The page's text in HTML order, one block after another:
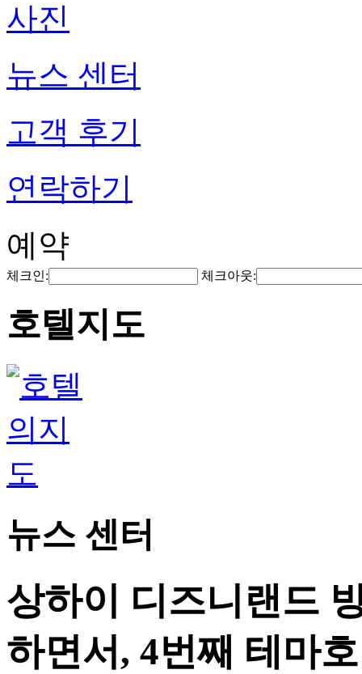
사진
뉴스 센터
고객 후기
연락하기
예약
체크인: 체크아웃:
호텔지도
뉴스 센터
상하이 디즈니랜드
하면서, 4번째 테마